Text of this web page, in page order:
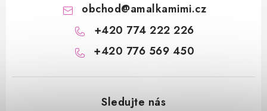
obchod@amalkamimi.cz
+420 774 222 226
+420 776 569 450